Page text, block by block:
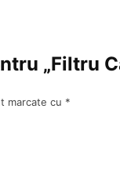
„Filtru
marcate cu *